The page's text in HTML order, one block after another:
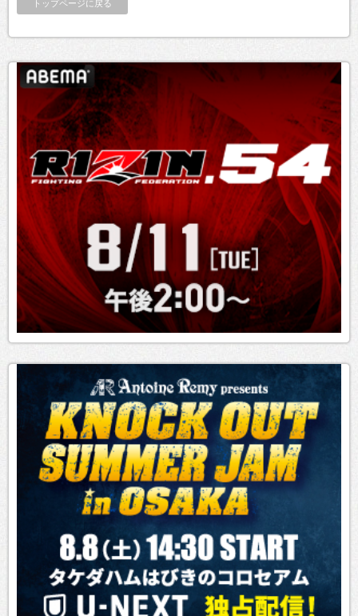
トップページに戻る